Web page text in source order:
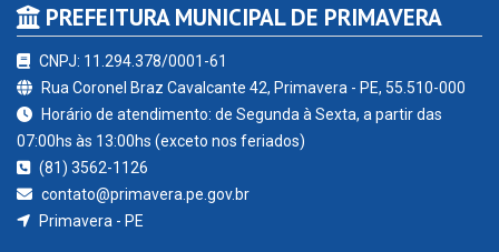
PREFEITURA MUNICIPAL DE PRIMAVERA
CNPJ: 11.294.378/0001-61
Rua Coronel Braz Cavalcante 42, Primavera - PE, 55.510-000
Horário de atendimento: de Segunda à Sexta, a partir das
07:00hs às 13:00hs (exceto nos feriados)
(81) 3562-1126
contato@primavera.pe.gov.br
Primavera - PE